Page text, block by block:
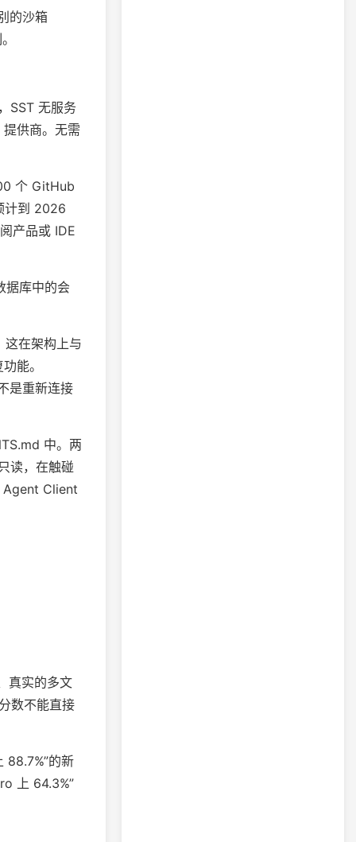
的沙箱
SST 无服务
供商。无需
个 GitHub
计到 2026
产品或 IDE
据库中的会
这在架构上与
能。
是重新连接
中。两
读，在触碰
Agent Client
真实的多文
数不能直接
88.7%”的新
上 64.3%”